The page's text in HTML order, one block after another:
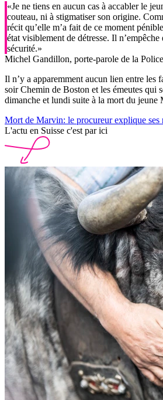
«Je ne tiens en aucun cas à accabler le
couteau, ni à stigmatiser son origine.
récit qu’elle m’a fait de ce moment
état visiblement de détresse. Il
sécurité.»
Michel Gandillon, porte-parole de la
Il n’y a apparemment aucun lien entre les
soir Chemin de Boston et les émeutes qui
dimanche et lundi suite à la mort du jeune
Mort de Marvin: le procureur explique ses
L'actu en Suisse c'est par ici